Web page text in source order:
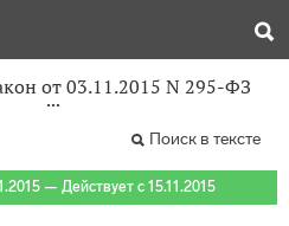
от 03.11.2015 N 295-ФЗ
Поиск в тексте
— Действует с 15.11.2015